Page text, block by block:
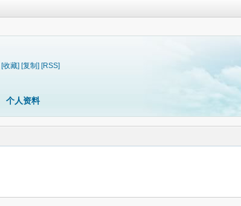
[收藏] [复制] [RSS]
个人资料